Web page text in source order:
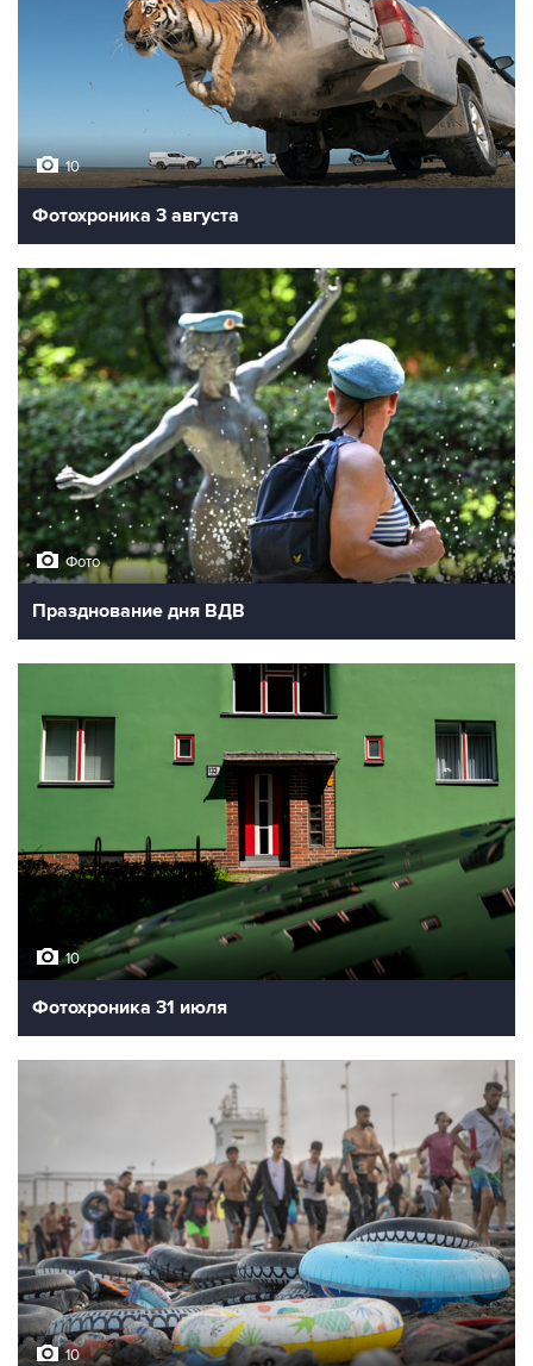
10
Фотохроника 3 августа
Фото
Празднование дня ВДВ
10
Фотохроника 31 июля
10